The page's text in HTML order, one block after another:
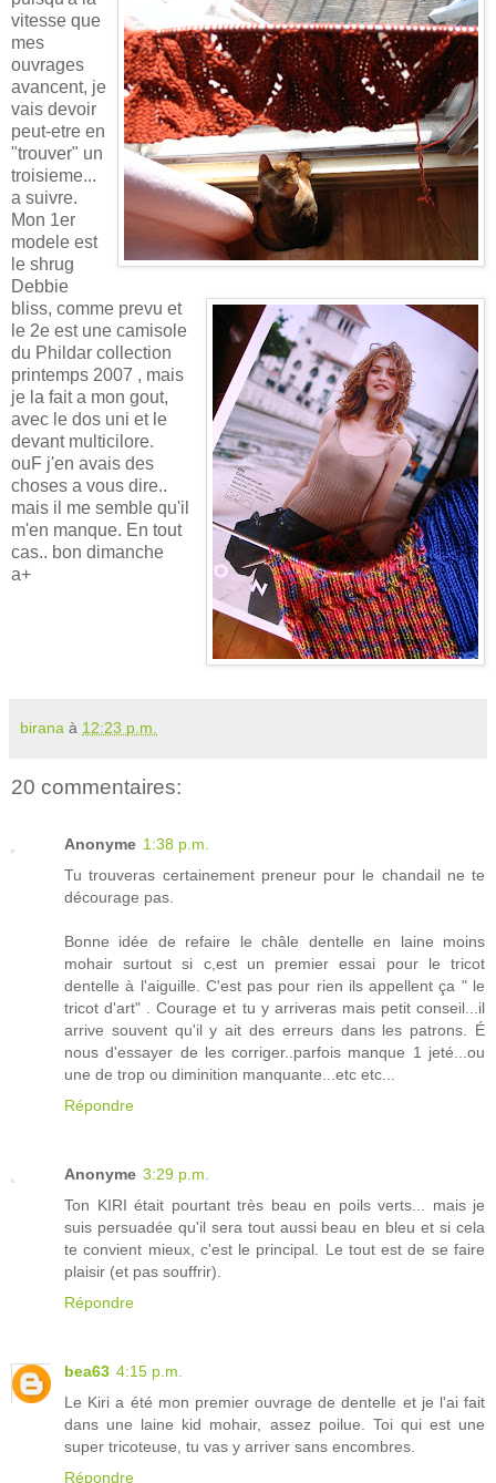
vitesse que
mes
ouvrages
avancent, je
vais devoir
peut-etre en
"trouver" un
troisieme...
a suivre.
Mon 1er
modele est
le shrug
Debbie
bliss, comme prevu et
le 2e est une camisole
du Phildar collection
printemps 2007 , mais
je la fait a mon gout,
avec le dos uni et le
devant multicilore.
ouF j'en avais des
choses a vous dire..
mais il me semble qu'il
m'en manque. En tout
cas.. bon dimanche
a+
birana à 12:23 p.m.
20 commentaires:
Anonyme 1:38 p.m.
Tu trouveras certainement preneur pour le chandail ne te
décourage pas.
Bonne idée de refaire le châle dentelle en laine moins
mohair surtout si c,est un premier essai pour le tricot
dentelle à l'aiguille. C'est pas pour rien ils appellent ça " le
tricot d'art" . Courage et tu y arriveras mais petit conseil...il
arrive souvent qu'il y ait des erreurs dans les patrons. É
nous d'essayer de les corriger..parfois manque 1 jeté...ou
une de trop ou diminition manquante...etc etc...
Répondre
Anonyme 3:29 p.m.
Ton KIRI était pourtant très beau en poils verts... mais je
suis persuadée qu'il sera tout aussi beau en bleu et si cela
te convient mieux, c'est le principal. Le tout est de se faire
plaisir (et pas souffrir).
Répondre
bea63 4:15 p.m.
Le Kiri a été mon premier ouvrage de dentelle et je l'ai fait
dans une laine kid mohair, assez poilue. Toi qui est une
super tricoteuse, tu vas y arriver sans encombres.
Répondre